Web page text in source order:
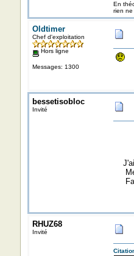
En
rien ne
Oldtimer
Chef d'exploitation
Hors ligne
Messages: 1300
bessetisobloc
Invité
J'ai
RHUZ68
Invité